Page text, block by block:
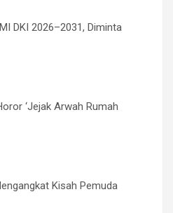
DKI 2026–2031, Diminta
‘Jejak Arwah Rumah
Kisah Pemuda